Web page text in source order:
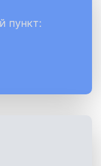
пункт: